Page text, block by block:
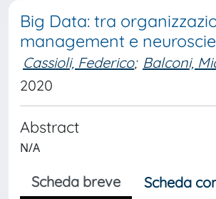
Big Data: tra
management e
Cassioli, Federico; Balconi,
2020
Abstract
N/A
Scheda breve
Scheda